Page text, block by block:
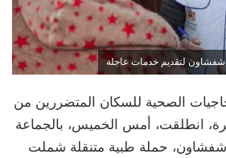
شفشاون لتقديم خدمات عاجلة
الصحية للسكان المتضررين من
انطلقت، أمس الخميس، بالجماعة
شفشاون، حملة طبية متنقلة شملت